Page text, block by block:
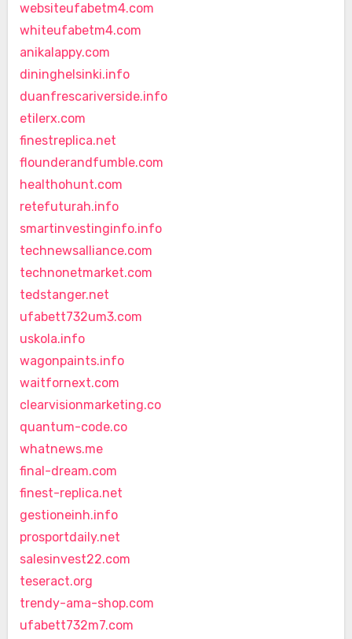
websiteufabetm4.com
whiteufabetm4.com
anikalappy.com
dininghelsinki.info
duanfrescariverside.info
etilerx.com
finestreplica.net
flounderandfumble.com
healthohunt.com
retefuturah.info
smartinvestinginfo.info
technewsalliance.com
technonetmarket.com
tedstanger.net
ufabett732um3.com
uskola.info
wagonpaints.info
waitfornext.com
clearvisionmarketing.co
quantum-code.co
whatnews.me
final-dream.com
finest-replica.net
gestioneinh.info
prosportdaily.net
salesinvest22.com
teseract.org
trendy-ama-shop.com
ufabett732m7.com